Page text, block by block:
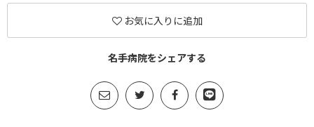
お気に入りに追加
名手病院をシェアする